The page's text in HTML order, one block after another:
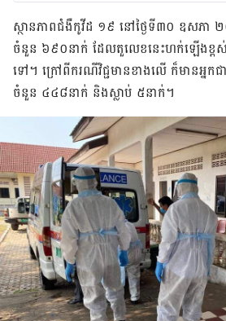
ស្ថានភាពជំងឺ​កូវីដ ១៩ នៅថ្ងៃទី៣០ ឧសភា
ចំនួន ៦៩០នាក់ ដែល​តួលេខ​នេះ​ហក់​ឡើង​ខ្ពស់​ជ
ទៅ។ ក្រៅ​ពី​ករណីវិជ្ជមានខាង​លើ ក៏មានអ្ន
ចំនួន ៤៤៨នាក់ និងស្លាប់ ៥នាក់។